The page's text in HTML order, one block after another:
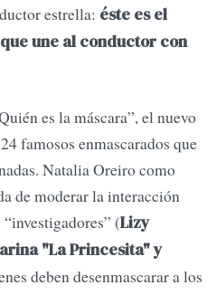
estrella: éste es el
une al conductor con
es la máscara”, el nuevo
famosos enmascarados que
Natalia Oreiro como
de moderar la interacción
(Lizy
"La Princesita" y
deben desenmascarar a los